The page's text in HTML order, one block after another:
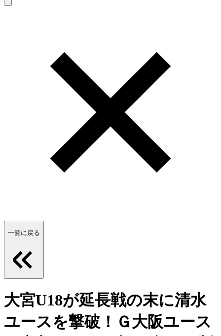
一覧に戻る
大宮U18が延長戦の末に清水
ユースを撃破！Ｇ大阪ユース